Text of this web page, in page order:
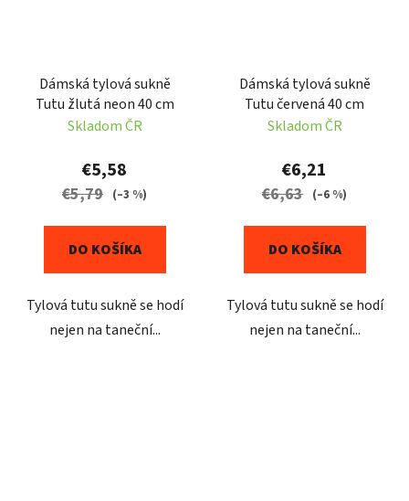
Dámská tylová sukně
Tutu žlutá neon 40 cm
Skladom ČR
€5,58
€5,79 (–3 %)
DO KOŠÍKA
Tylová tutu sukně se hodí
nejen na taneční...
Dámská tylová sukně
Tutu červená 40 cm
Skladom ČR
€6,21
€6,63 (–6 %)
DO KOŠÍKA
Tylová tutu sukně se hodí
nejen na taneční...